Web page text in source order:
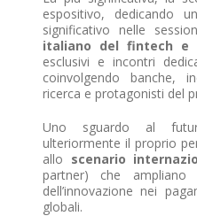
espositivo, dedicando
significativo nelle
italiano del fintech e
esclusivi e incontri
coinvolgendo banche,
ricerca e protagonisti del
Uno sguardo al
ulteriormente il proprio
allo scenario
partner) che
dell’innovazione nei
globali.